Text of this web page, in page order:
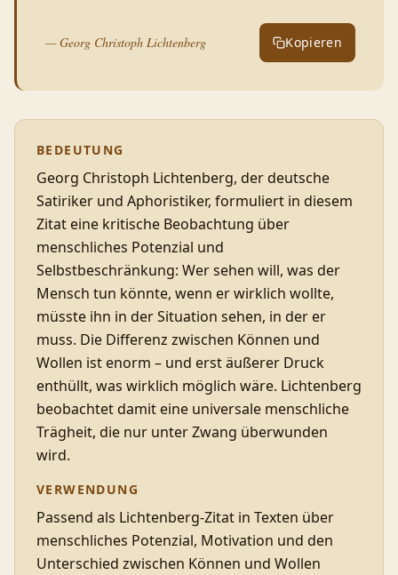
—Georg Christoph Lichtenberg Kopieren
BEDEUTUNG
Georg Christoph Lichtenberg, der deutsche
Satiriker und Aphoristiker, formuliert in diesem
Zitat eine kritische Beobachtung über
menschliches Potenzial und
Selbstbeschränkung: Wer sehen will, was der
Mensch tun könnte, wenn er wirklich wollte,
müsste ihn in der Situation sehen, in der er
muss. Die Differenz zwischen Können und
Wollen ist enorm – und erst äußerer Druck
enthüllt, was wirklich möglich wäre. Lichtenberg
beobachtet damit eine universale menschliche
Trägheit, die nur unter Zwang überwunden
wird.
VERWENDUNG
Passend als Lichtenberg-Zitat in Texten über
menschliches Potenzial, Motivation und den
Unterschied zwischen Können und Wollen